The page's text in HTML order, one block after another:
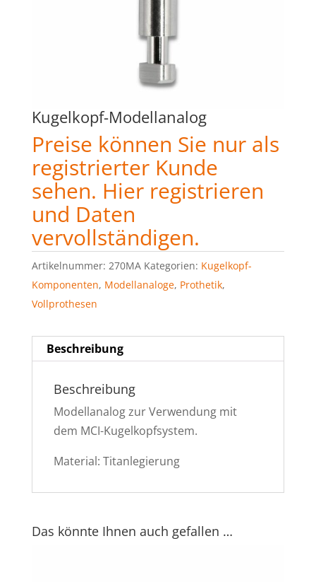
Kugelkopf-Modellanalog
Preise können Sie nur als
registrierter Kunde
sehen. Hier registrieren
und Daten
vervollständigen.
Artikelnummer: 270MA Kategorien: Kugelkopf-
Komponenten, Modellanaloge, Prothetik,
Vollprothesen
Beschreibung
Beschreibung
Modellanalog zur Verwendung mit
dem MCI-Kugelkopfsystem.
Material: Titanlegierung
Das könnte Ihnen auch gefallen …